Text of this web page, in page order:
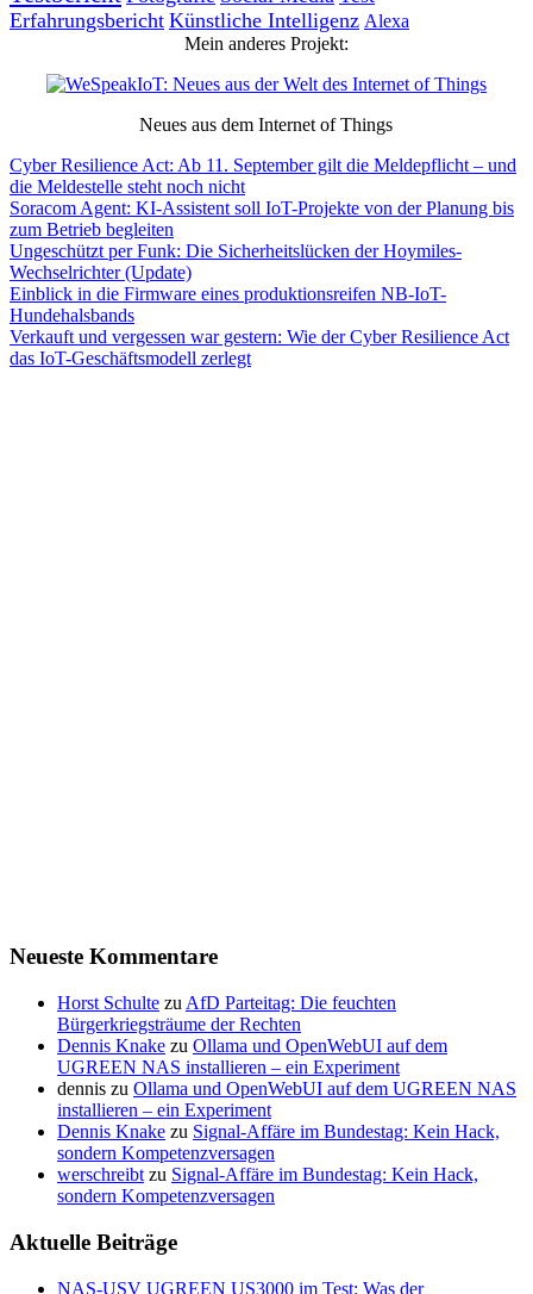
Erfahrungsbericht Künstliche Intelligenz Alexa
Mein anderes Projekt:
Neues aus dem Internet of Things
Cyber Resilience Act: Ab 11. September gilt die Meldepflicht – und
die Meldestelle steht noch nicht
Soracom Agent: KI-Assistent soll IoT-Projekte von der Planung bis
zum Betrieb begleiten
Ungeschützt per Funk: Die Sicherheitslücken der Hoymiles-
Wechselrichter (Update)
Einblick in die Firmware eines produktionsreifen NB-IoT-
Hundehalsbands
Verkauft und vergessen war gestern: Wie der Cyber Resilience Act
das IoT-Geschäftsmodell zerlegt
Neueste Kommentare
Horst Schulte zu AfD Parteitag: Die feuchten
Bürgerkriegsträume der Rechten
Dennis Knake zu Ollama und OpenWebUI auf dem
UGREEN NAS installieren – ein Experiment
dennis zu Ollama und OpenWebUI auf dem UGREEN NAS
installieren – ein Experiment
Dennis Knake zu Signal-Affäre im Bundestag: Kein Hack,
sondern Kompetenzversagen
werschreibt zu Signal-Affäre im Bundestag: Kein Hack,
sondern Kompetenzversagen
Aktuelle Beiträge
NAS-USV UGREEN US3000 im Test: Was der